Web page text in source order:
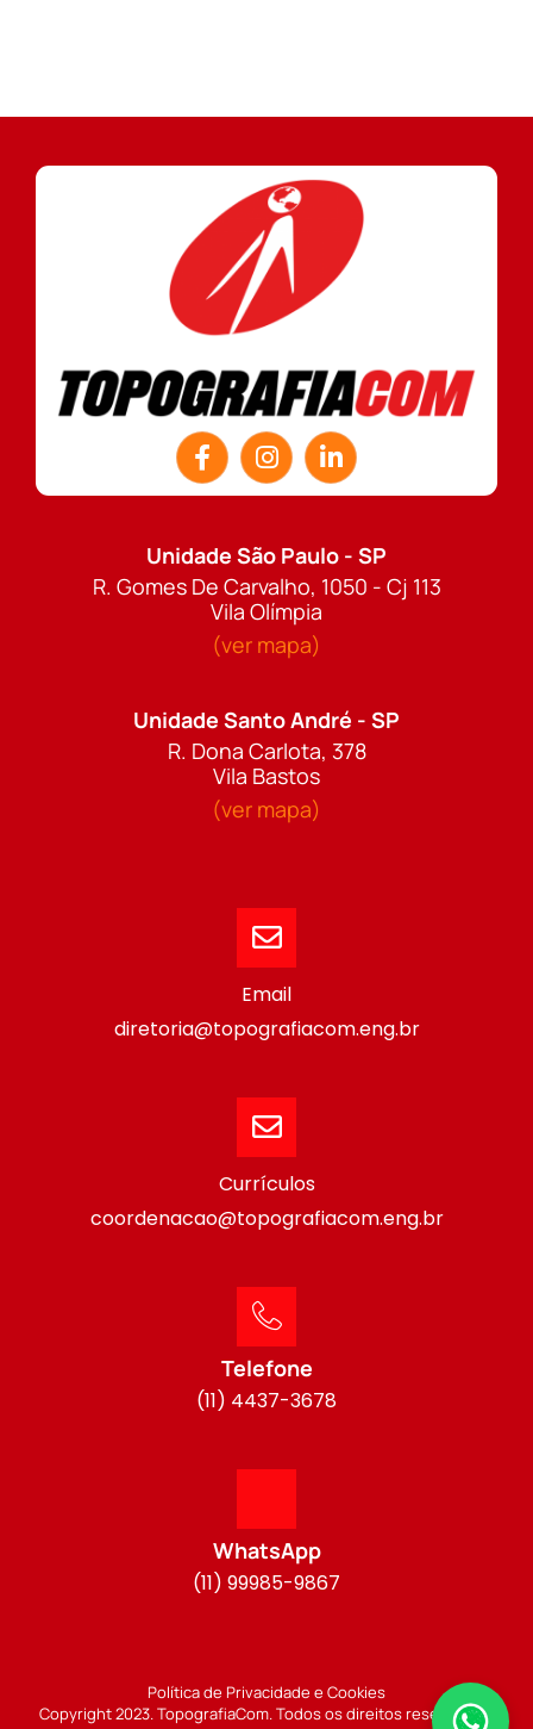
Unidade São Paulo - SP
R. Gomes De Carvalho, 1050 - Cj 113
Vila Olímpia
(ver mapa)
Unidade Santo André - SP
R. Dona Carlota, 378
Vila Bastos
(ver mapa)
Email
diretoria@topografiacom.eng.br
Currículos
coordenacao@topografiacom.eng.br
Telefone
(11) 4437-3678
WhatsApp
(11) 99985-9867
Política de Privacidade e Cookies
Copyright 2023. TopografiaCom. Todos os direitos reservados.